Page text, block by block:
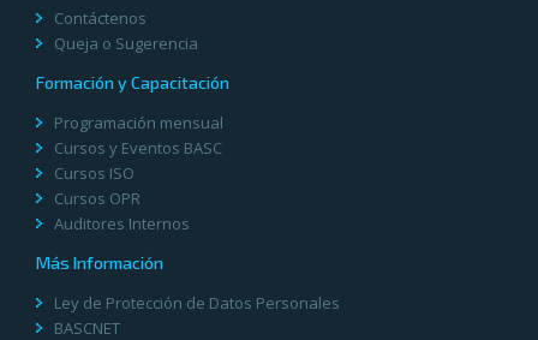
Contáctenos
Queja o Sugerencia
Formación y Capacitación
Programación mensual
Cursos y Eventos BASC
Cursos ISO
Cursos OPR
Auditores Internos
Más Información
Ley de Protección de Datos Personales
BASCNET